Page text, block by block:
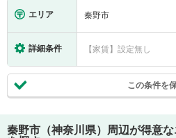
エリア 秦野市
詳細条件 【家賃】設定無し
この条件を
秦野市（神奈川県）
周辺が得意